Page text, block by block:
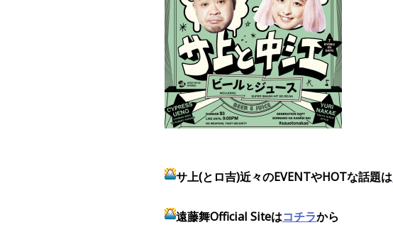
サ上(とロ吉)近々のEVENTやHOTな話題は
遠藤舞Official Siteはコチラから